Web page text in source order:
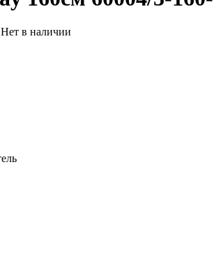
Нет в наличии